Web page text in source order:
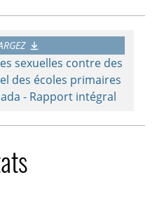
sexuelles contre des
des écoles primaires
- Rapport intégral